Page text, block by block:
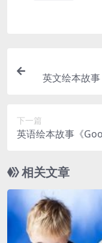
英文绘本故
下一篇
英语绘本故事《
相关文章